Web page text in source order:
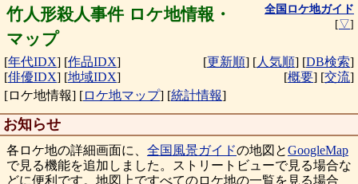
竹人形殺人事件 ロケ地情報・
マップ
全国ロケ地ガイド
[▽]
[年代IDX] [作品IDX]
[俳優IDX] [地域IDX]
[更新順] [人気順] [DB検索]
[概要] [交流]
[ロケ地情報] [ロケ地マップ] [統計情報]
お知らせ
各ロケ地の詳細画面に、 全国風景ガイドの地図とGoogleMap
で見る機能を追加しました。ストリートビューで見る場合な
どに便利です。地図上ですべてのロケ地の一覧を見る場合